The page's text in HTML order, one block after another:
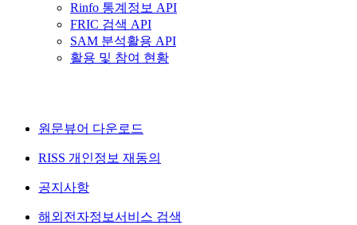
Rinfo 통계정보 API
FRIC 검색 API
SAM 분석활용 API
활용 및 참여 현황
원문뷰어 다운로드
RISS 개인정보 재동의
공지사항
해외전자정보서비스 검색